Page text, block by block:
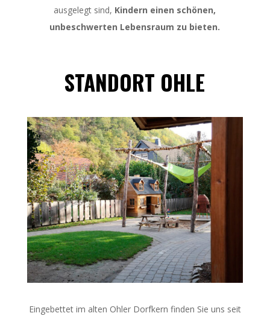
ausgelegt sind, Kindern einen schönen,
unbeschwerten Lebensraum zu bieten.
STANDORT OHLE
Eingebettet im alten Ohler Dorfkern finden Sie uns seit